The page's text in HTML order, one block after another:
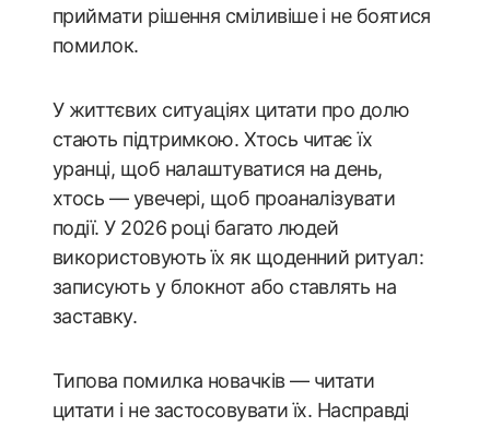
приймати рішення сміливіше і не боятися
помилок.
У життєвих ситуаціях цитати про долю
стають підтримкою. Хтось читає їх
уранці, щоб налаштуватися на день,
хтось — увечері, щоб проаналізувати
події. У 2026 році багато людей
використовують їх як щоденний ритуал:
записують у блокнот або ставлять на
заставку.
Типова помилка новачків — читати
цитати і не застосовувати їх. Насправді